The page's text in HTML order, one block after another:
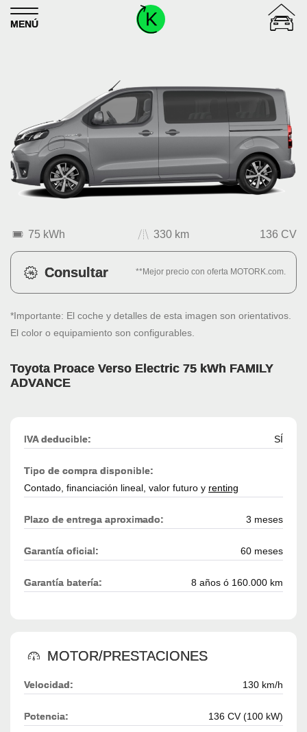
Skip to content
MENÚ
75 kWh 330 km 136 CV
Consultar **Mejor precio con oferta MOTORK.com.
*Importante: El coche y detalles de esta imagen son orientativos.
El color o equipamiento son configurables.
Toyota Proace Verso Electric 75 kWh FAMILY
ADVANCE
IVA deducible: SÍ
Tipo de compra disponible:
Contado, financiación lineal, valor futuro y renting
Plazo de entrega aproximado: 3 meses
Garantía oficial: 60 meses
Garantía batería: 8 años ó 160.000 km
MOTOR/PRESTACIONES
Velocidad: 130 km/h
Potencia: 136 CV (100 kW)